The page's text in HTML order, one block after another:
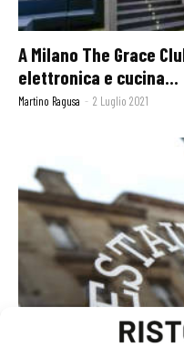
A Milano The Grace
elettronica e cucina...
Martino Ragusa - 2 Luglio 2021
Boom di ristoranti,